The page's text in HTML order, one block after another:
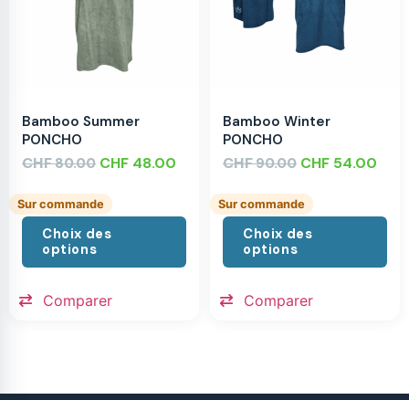
Bamboo Summer
PONCHO
CHF80.00 CHF 48.00
Sur commande
Choix des
options
Comparer
Bamboo Winter
PONCHO
CHF90.00 CHF 54.00
Sur commande
Choix des
options
Comparer